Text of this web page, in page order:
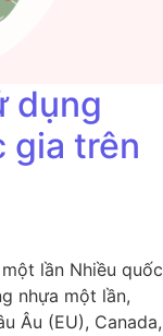
dụng
gia trên
lần Nhiều quốc
nhựa một lần,
Âu (EU), Canada,